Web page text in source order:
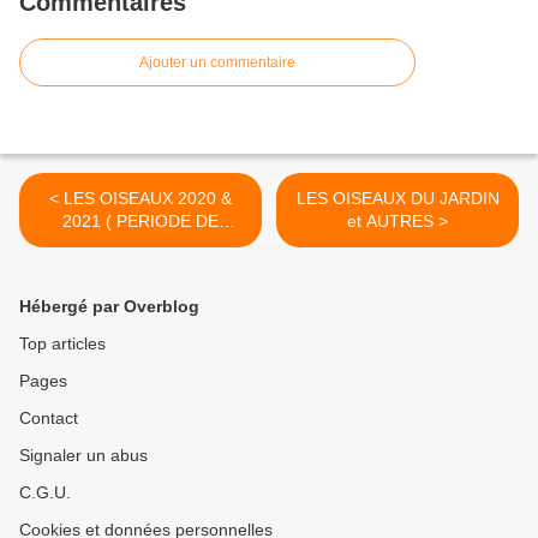
Ajouter un commentaire
< LES OISEAUX 2020 &
2021 ( PERIODE DE
CONFINEMENT COVID)
LES OISEAUX DU JARDIN
et AUTRES >
Hébergé par Overblog
Top articles
Pages
Contact
Signaler un abus
C.G.U.
Cookies et données personnelles